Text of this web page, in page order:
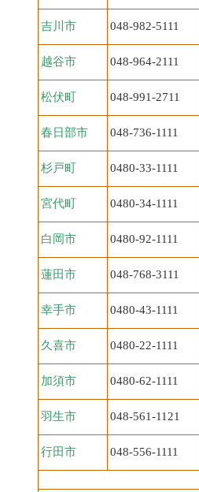
吉川市 048-982-5111
越谷市 048-964-2111
松伏町 048-991-2711
春日部市 048-736-1111
杉戸町 0480-33-1111
宮代町 0480-34-1111
白岡市 0480-92-1111
蓮田市 048-768-3111
幸手市 0480-43-1111
久喜市 0480-22-1111
加須市 0480-62-1111
羽生市 048-561-1121
行田市 048-556-1111